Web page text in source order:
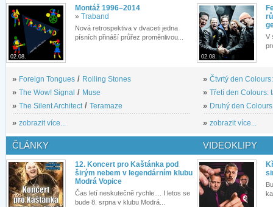
02.08.
Montáž 1996–2014
» Traband
Nová retrospektiva v dvaceti jedna
písních přináší průřez proměnlivou...
» Foreign Tongues / Rolling Stones
» The Wow! Signal / Muse
» The Silent Architect/ Teramaze
» zobrazit více...
02.08.
V
» Čtvrtý den
» Třetí den Colours:
» Druhý den
» zobrazit více...
ČLÁNKY
12. Koncert pro Kaštánka pod
širým nebem v legendárním klubu
Modrá Vopice
Čas letí neskutečně rychle.... I letos se
bude 8. srpna v klubu Modrá...
VIDEOKLIPY